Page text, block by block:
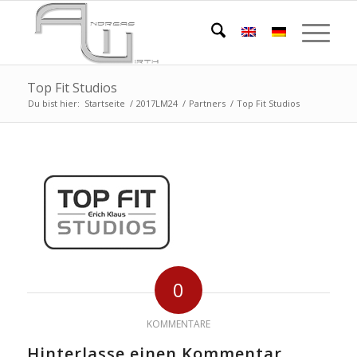
Top Fit Studios
Du bist hier: Startseite / 2017LM24 / Partners / Top Fit Studios
0
KOMMENTARE